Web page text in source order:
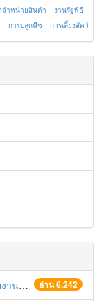
ำหน่ายสินค้า งานรัฐพิธี
การปลูกพืช
การเลี้ยงสัตว์
อ่าน 6,242
เทศกาลสงกรานต์